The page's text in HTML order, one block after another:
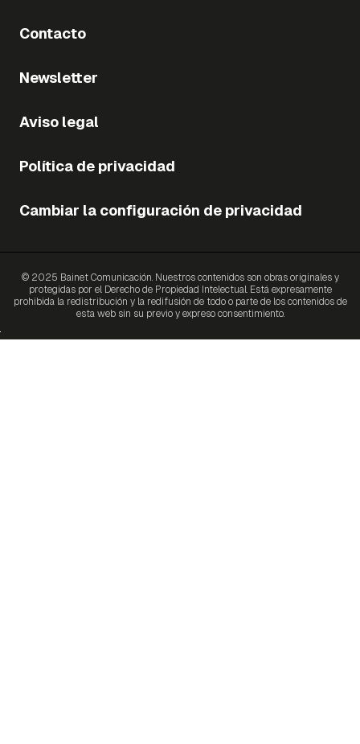
Contacto
Newsletter
Aviso legal
Política de privacidad
Cambiar la configuración de privacidad
© 2025 Bainet Comunicación. Nuestros contenidos son obras originales y
protegidas por el Derecho de Propiedad Intelectual. Está expresamente
prohibida la redistribución y la redifusión de todo o parte de los contenidos de
esta web sin su previo y expreso consentimiento.